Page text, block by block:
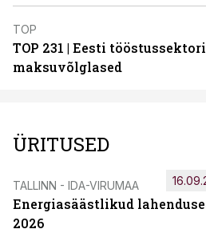
TOP
TOP 231 | Eesti
maksuvõlglased
ÜRITUSED
TALLINN - IDA-VIRUMAA
Energiasäästlikud
2026